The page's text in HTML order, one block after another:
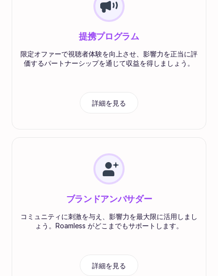
提携プログラム
限定オファーで視聴者体験を向上させ、影響力を正当に評
価するパートナーシップを通じて収益を得しましょう。
詳細を見る
ブランドアンバサダー
コミュニティに刺激を与え、影響力を最大限に活用しまし
ょう。Roamless がどこまでもサポートします。
詳細を見る